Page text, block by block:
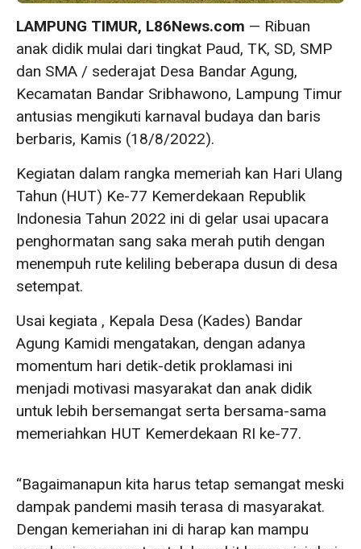
LAMPUNG TIMUR, L86News.com — Ribuan
anak didik mulai dari tingkat Paud, TK, SD, SMP
dan SMA / sederajat Desa Bandar Agung,
Kecamatan Bandar Sribhawono, Lampung Timur
antusias mengikuti karnaval budaya dan baris
berbaris, Kamis (18/8/2022).
Kegiatan dalam rangka memeriah kan Hari Ulang
Tahun (HUT) Ke-77 Kemerdekaan Republik
Indonesia Tahun 2022 ini di gelar usai upacara
penghormatan sang saka merah putih dengan
menempuh rute keliling beberapa dusun di desa
setempat.
Usai kegiata , Kepala Desa (Kades) Bandar
Agung Kamidi mengatakan, dengan adanya
momentum hari detik-detik proklamasi ini
menjadi motivasi masyarakat dan anak didik
untuk lebih bersemangat serta bersama-sama
memeriahkan HUT Kemerdekaan RI ke-77.
“Bagaimanapun kita harus tetap semangat meski
dampak pandemi masih terasa di masyarakat.
Dengan kemeriahan ini di harap kan mampu